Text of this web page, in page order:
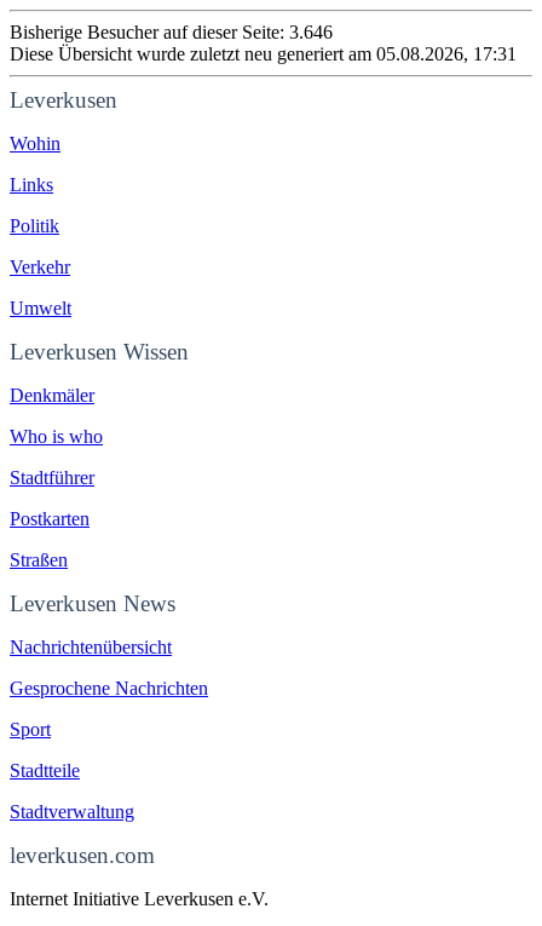
Bisherige Besucher auf dieser Seite: 3.646
Diese Übersicht wurde zuletzt neu generiert am 05.08.2026, 17:31
Leverkusen
Wohin
Links
Politik
Verkehr
Umwelt
Leverkusen Wissen
Denkmäler
Who is who
Stadtführer
Postkarten
Straßen
Leverkusen News
Nachrichtenübersicht
Gesprochene Nachrichten
Sport
Stadtteile
Stadtverwaltung
leverkusen.com
Internet Initiative Leverkusen e.V.